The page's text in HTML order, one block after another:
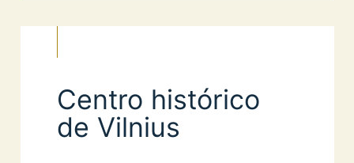
Centro histórico
de Vilnius